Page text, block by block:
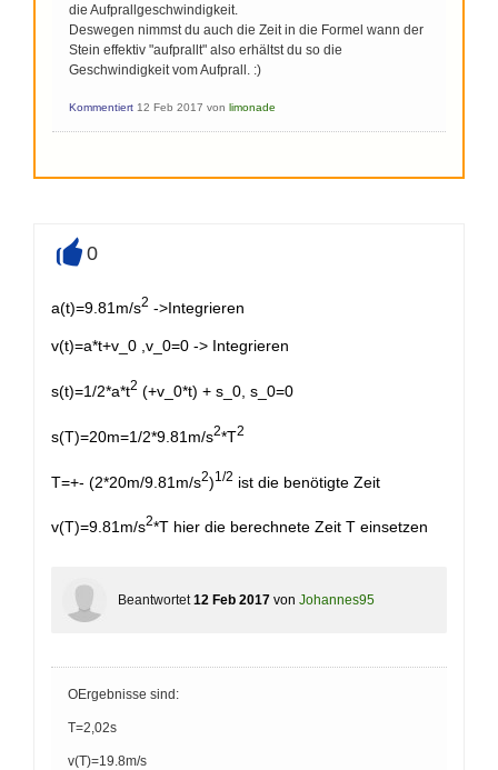
die Aufprallgeschwindigkeit.
Deswegen nimmst du auch die Zeit in die Formel wann der
Stein effektiv "aufprallt" also erhältst du so die
Geschwindigkeit vom Aufprall. :)
Kommentiert 12 Feb 2017 von limonade
0
a(t)=9.81m/s2 ->Integrieren
v(t)=a*t+v_0 ,v_0=0 -> Integrieren
s(t)=1/2*a*t2 (+v_0*t) + s_0, s_0=0
s(T)=20m=1/2*9.81m/s2*T2
T=+- (2*20m/9.81m/s2)1/2 ist die benötigte Zeit
v(T)=9.81m/s2*T hier die berechnete Zeit T einsetzen
Beantwortet 12 Feb 2017 von Johannes95
OErgebnisse sind:
T=2,02s
v(T)=19.8m/s